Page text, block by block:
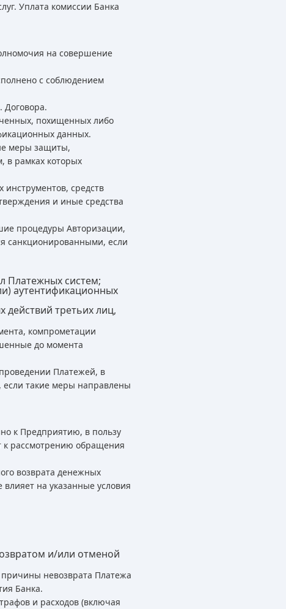
Уплата комиссии Банка
на совершение
с соблюдением
Договора.
похищенных либо
данных.
меры защиты,
в рамках которых
средств
и иные средства
процедуры Авторизации,
санкционированными, если
Платежных систем;
аутентификационных
третьих лиц,
компрометации
до момента
Платежей, в
если такие меры направлены
к Предприятию, в пользу
к рассмотрению обращения
возврата денежных
на указанные условия
и/или отменой
невозврата Платежа
Банка.
и расходов (включая